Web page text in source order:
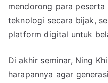
mendorong para
teknologi secara bijak,
platform digital untuk
Di akhir seminar, Ning
harapannya agar